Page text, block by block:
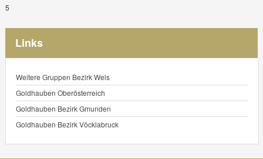
5
Links
Weitere Gruppen Bezirk Wels
Goldhauben Oberösterreich
Goldhauben Bezirk Gmunden
Goldhauben Bezirk Vöcklabruck